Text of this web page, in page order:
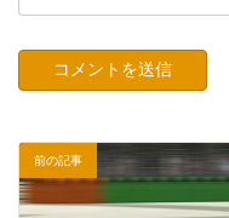
前の記事